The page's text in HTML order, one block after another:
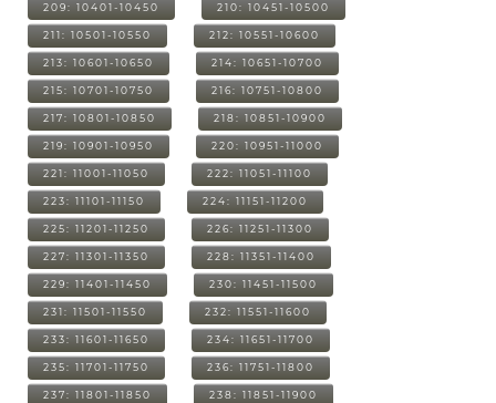
209: 10401-10450 210: 10451-10500
211: 10501-10550 212: 10551-10600
213: 10601-10650 214: 10651-10700
215: 10701-10750 216: 10751-10800
217: 10801-10850 218: 10851-10900
219: 10901-10950 220: 10951-11000
221: 11001-11050 222: 11051-11100
223: 11101-11150 224: 11151-11200
225: 11201-11250 226: 11251-11300
227: 11301-11350 228: 11351-11400
229: 11401-11450 230: 11451-11500
231: 11501-11550 232: 11551-11600
233: 11601-11650 234: 11651-11700
235: 11701-11750 236: 11751-11800
237: 11801-11850 238: 11851-11900